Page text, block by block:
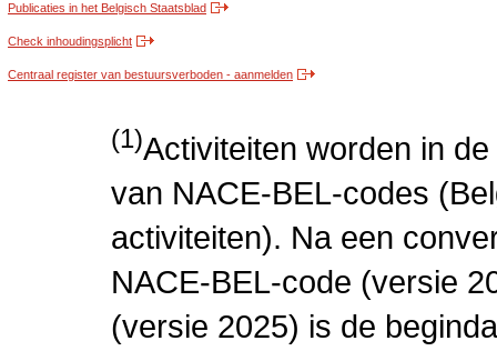
Publicaties in het Belgisch Staatsblad
Check inhoudingsplicht
Centraal register van bestuursverboden - aanmelden
(1)Activiteiten worden in
van NACE-BEL-codes
activiteiten). Na een
NACE-BEL-code (versie
(versie 2025) is de